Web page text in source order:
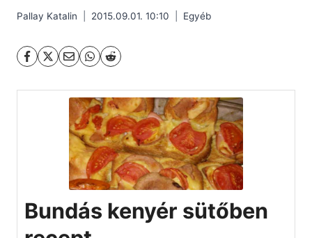
Pallay Katalin 2015.09.01. 10:10 Egyéb
Bundás kenyér sütőben